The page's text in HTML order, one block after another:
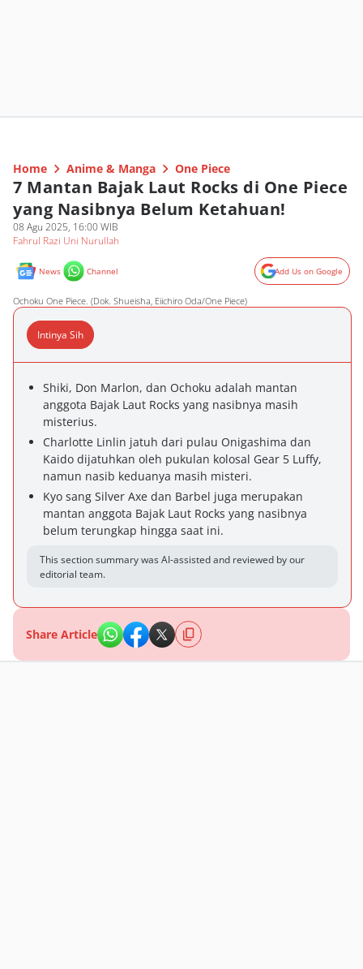
Home Anime & Manga One Piece
7 Mantan Bajak Laut Rocks di One Piece
yang Nasibnya Belum Ketahuan!
08 Agu 2025, 16:00 WIB
Fahrul Razi Uni Nurullah
News Channel Add Us on Google
Ochoku One Piece. (Dok. Shueisha, Eiichiro Oda/One Piece)
Intinya Sih
Shiki, Don Marlon, dan Ochoku adalah mantan
anggota Bajak Laut Rocks yang nasibnya masih
misterius.
Charlotte Linlin jatuh dari pulau Onigashima dan
Kaido dijatuhkan oleh pukulan kolosal Gear 5 Luffy,
namun nasib keduanya masih misteri.
Kyo sang Silver Axe dan Barbel juga merupakan
mantan anggota Bajak Laut Rocks yang nasibnya
belum terungkap hingga saat ini.
This section summary was AI-assisted and reviewed by our
editorial team.
Share Article